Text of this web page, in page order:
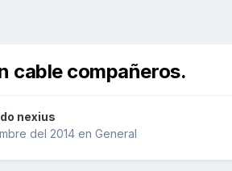
cable compañeros.
nexius
del 2014 en General